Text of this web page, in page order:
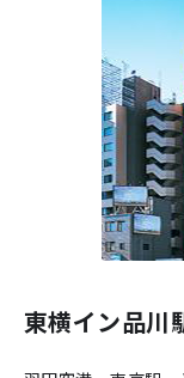
東横イン品川